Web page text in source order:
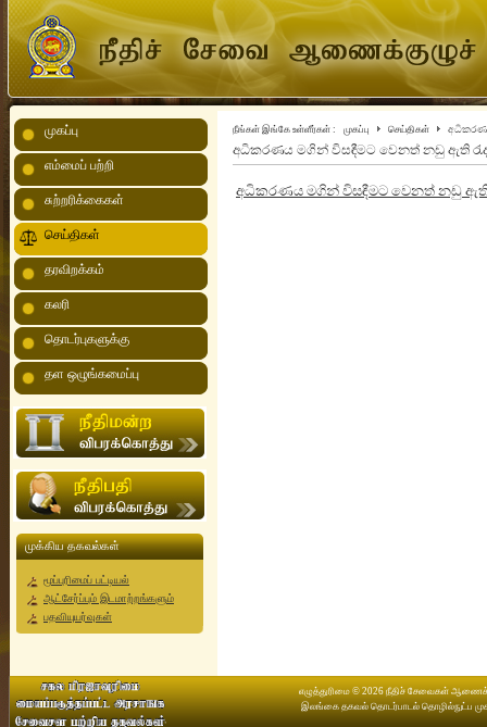
நீங்கள் இங்கே உள்ளீர்கள் : முகப்பு செய்திகள்
අධිකරණය මගින් විසඳීමට වෙනත් නඩු ඇති
අධිකරණය මගින් විසඳීමට වෙනත් නඩු ඇති
முகப்பு
எம்மைப் பற்றி
சுற்றரிக்கைகள்
செய்திகள்
தரவிறக்கம்
கலரி
தொடர்புகளுக்கு
தள ஒழுங்கமைப்பு
முக்கிய தகவல்கள்
மூப்புரிமைப் பட்டியல்
ஆட்சேர்ப்பும் இடமாற்றங்களும்
பதவியுயர்வுகள்
எழுத்துரிமை © 2026 நீதிச் சேவைகள்
இலங்கை தகவல் தொடர்பாடல் தொழில்நுட்ப